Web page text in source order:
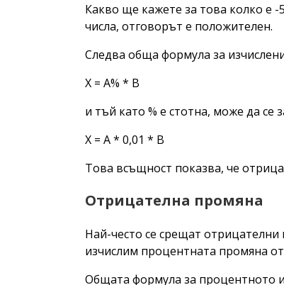
Какво ще кажете за това колко е -
числа, отговорът е положителен.
Следва обща формула за
X = A% * B
и тъй като % е стотна, може да се
X = A * 0,01 * B
Това всъщност показва, че
Отрицателна промяна
Най-често се срещат
изчислим процентната промяна от
Общата формула за процентното